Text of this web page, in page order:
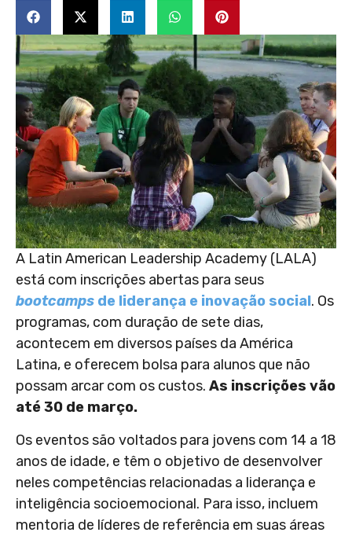
A Latin American Leadership Academy (LALA)
está com inscrições abertas para seus
bootcamps de liderança e inovação social. Os
programas, com duração de sete dias,
acontecem em diversos países da América
Latina, e oferecem bolsa para alunos que não
possam arcar com os custos. As inscrições vão
até 30 de março.
Os eventos são voltados para jovens com 14 a 18
anos de idade, e têm o objetivo de desenvolver
neles competências relacionadas a liderança e
inteligência socioemocional. Para isso, incluem
mentoria de líderes de referência em suas áreas